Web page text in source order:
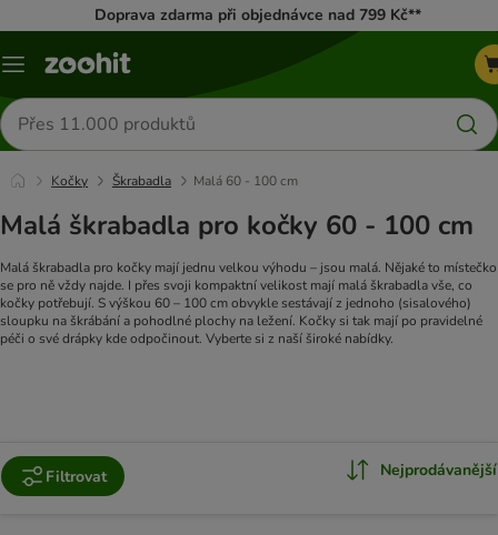
Doprava zdarma při objednávce nad 799 Kč**
Menu
Hledat
produkty
Kočky Škrabadla Malá 60 - 100 cm
Malá škrabadla pro kočky 60 - 100 cm
Malá škrabadla pro kočky mají jednu velkou výhodu – jsou malá. Nějaké to místečko
se pro ně vždy najde. I přes svoji kompaktní velikost mají malá škrabadla vše, co
kočky potřebují. S výškou 60 – 100 cm obvykle sestávají z jednoho (sisalového)
sloupku na škrábání a pohodlné plochy na ležení. Kočky si tak mají po pravidelné
péči o své drápky kde odpočinout. Vyberte si z naší široké nabídky.
Filtrovat Nejprodávanější